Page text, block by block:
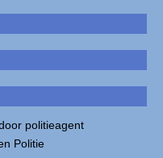
politieagent
Politie